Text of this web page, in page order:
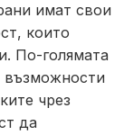
имат свои
които
По-голямата
възможности
чрез
да